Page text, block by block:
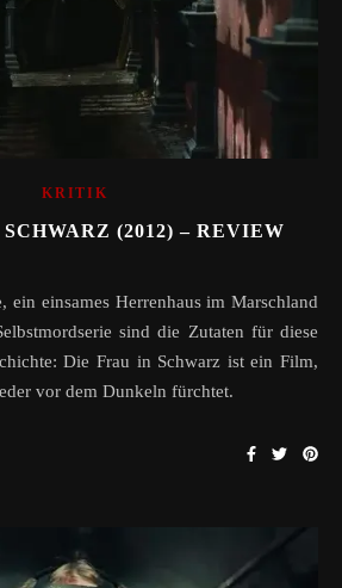
KRITIK
(2012) – REVIEW
sind die Zutaten für diese
Die Frau in Schwarz ist ein Film,
vor dem Dunkeln fürchtet.